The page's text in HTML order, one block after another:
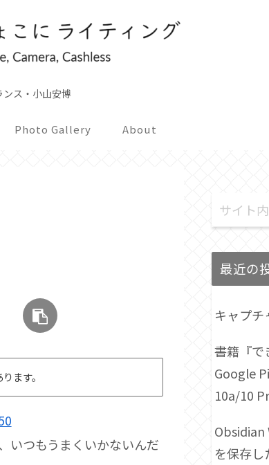
ンス・小山安博
Photo Gallery About
ます。
いつもうまくいかないんだ
最近の
キャプチ
書籍『で
Google
10a/10
Obsidian
を保存し